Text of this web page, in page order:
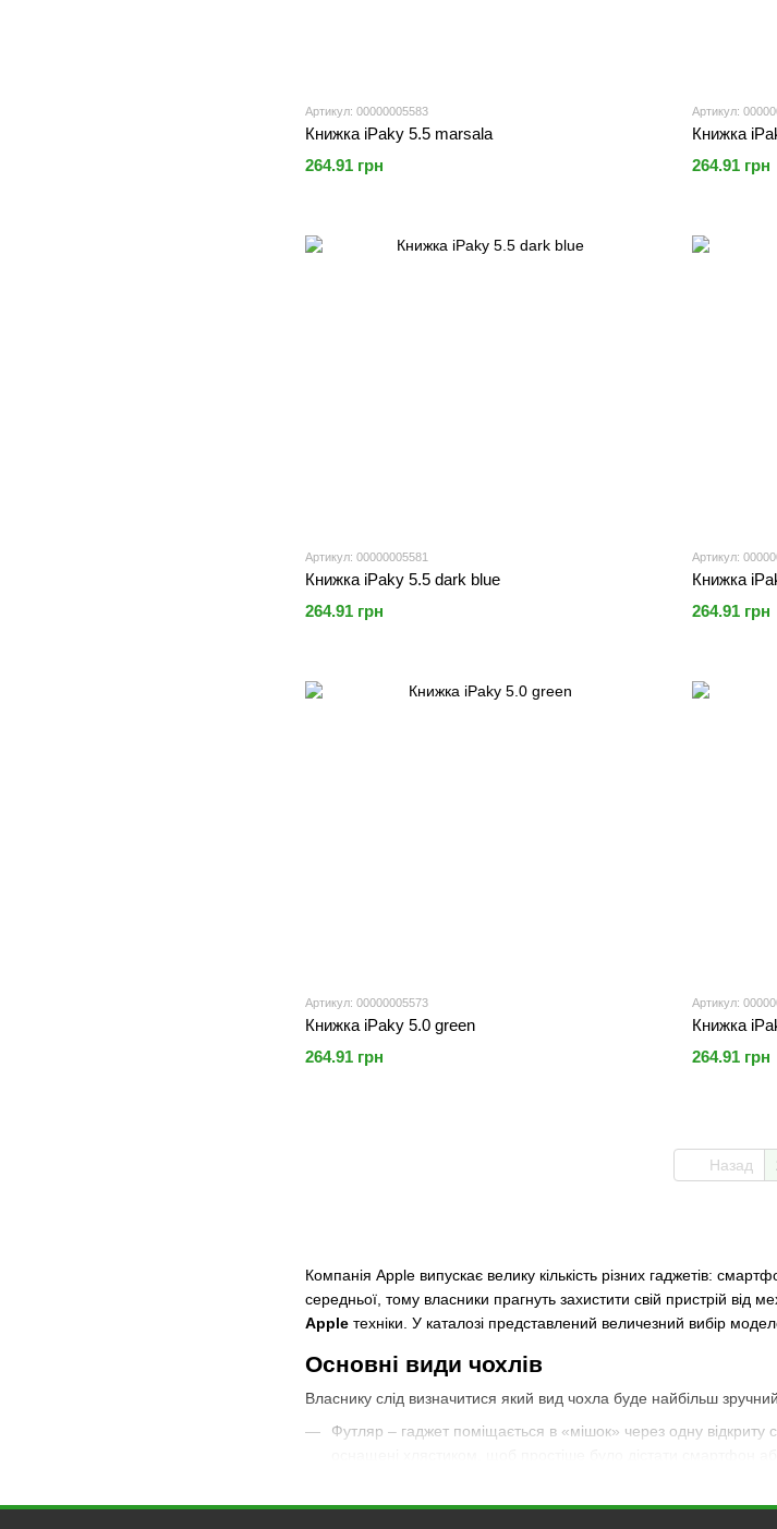
Компанія Apple випускає велику кількість різних гаджетів:
середньої, тому власники прагнуть захистити свій пристрій
Apple техніки. У каталозі представлений величезний вибір
Основні види чохлів
Власнику слід визначитися який вид чохла буде найбільш
Футляр – гаджет поміщається в «мішок» через одну відкриту
мати один або декілька згинів, щоб фіксувати гаджет в
Артикул: 00000005583
Книжка iPaky 5.5 marsala
264.91 грн
Артикул:
Книжка
264.91 грн
Артикул: 00000005581
Книжка iPaky 5.5 dark blue
264.91 грн
Артикул:
Книжка
264.91 грн
Артикул: 00000005573
Книжка iPaky 5.0 green
264.91 грн
Артикул:
Книжка
264.91 грн
Назад